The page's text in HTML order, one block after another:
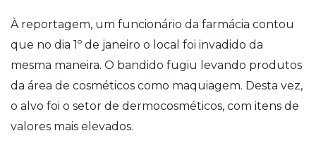
À reportagem, um funcionário da farmácia contou
que no dia 1º de janeiro o local foi invadido da
mesma maneira. O bandido fugiu levando produtos
da área de cosméticos como maquiagem. Desta vez,
o alvo foi o setor de dermocosméticos, com itens de
valores mais elevados.